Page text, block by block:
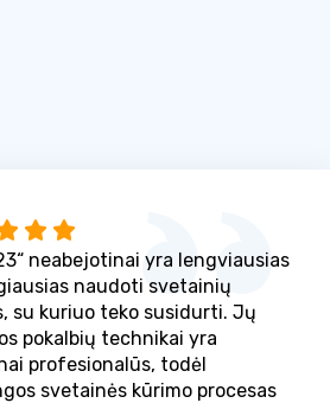
neabejotinai yra lengviausias
naudoti svetainių
su kuriuo teko susidurti. Jų
pokalbių technikai yra
profesionalūs, todėl
svetainės kūrimo procesas